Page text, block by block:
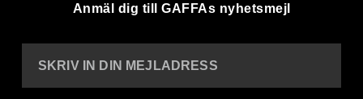
Anmäl dig till GAFFAs nyhetsmejl
SKRIV IN DIN MEJLADRESS